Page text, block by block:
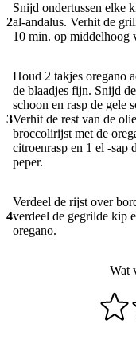
2
Snijd ondertussen elke
al-andalus. Verhit de
10 min. op middelhoog
3
Houd 2 takjes oregano
de blaadjes fijn. Snijd
schoon en rasp de gele
Verhit de rest van de
broccolirijst met de
citroenrasp en 1 el -sap
peper.
4
Verdeel de rijst over
verdeel de gegrilde kip
oregano.
Wat